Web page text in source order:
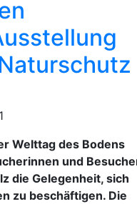
Welttag des Bodens
und
die Gelegenheit, sich
zu beschäftigen. Die